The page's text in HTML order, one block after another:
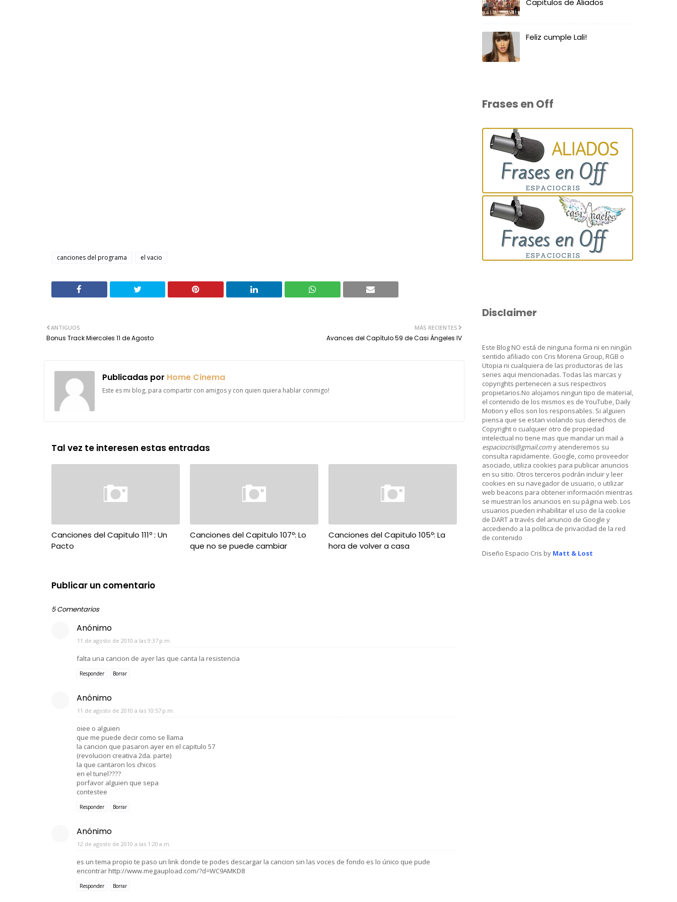
canciones del programa el vacio
MÁS RECIENTES
Avances del Capítulo 59 de Casi Ángeles IV
ANTIGUOS
Bonus Track Miercoles 11 de Agosto
Publicadas por Home Cinema
Este es mi blog, para compartir con amigos y con quien quiera hablar conmigo!
Tal vez te interesen estas entradas
Canciones del Capitulo 111º : Un
Pacto
Canciones del Capitulo 107º: Lo
que no se puede cambiar
Canciones del Capitulo 105º: La
hora de volver a casa
Publicar un comentario
5 Comentarios
Anónimo
11 de agosto de 2010 a las 9:37 p.m.
falta una cancion de ayer las que canta la resistencia
Responder Borrar
Anónimo
11 de agosto de 2010 a las 10:57 p.m.
oiee o alguien
que me puede decir como se llama
la cancion que pasaron ayer en el capitulo 57
(revolucion creativa 2da. parte)
la que cantaron los chicos
en el tunel????
porfavor alguien que sepa
contestee
Responder Borrar
Anónimo
12 de agosto de 2010 a las 1:20 a.m.
es un tema propio te paso un link donde te podes descargar la cancion sin las voces de fondo es lo único que pude
encontrar http://www.megaupload.com/?d=WC9AMKD8
Responder Borrar
Capitulos de Aliados
Feliz cumple Lali!
Frases en Off
Disclaimer
Este Blog NO está de ninguna forma ni en ningún
sentido afiliado con Cris Morena Group, RGB o
Utopia ni cualquiera de las productoras de las
series aqui mencionadas. Todas las marcas y
copyrights pertenecen a sus respectivos
propietarios.No alojamos ningun tipo de material,
el contenido de los mismos es de YouTube, Daily
Motion y ellos son los responsables. Si alguien
piensa que se estan violando sus derechos de
Copyright o cualquier otro de propiedad
intelectual no tiene mas que mandar un mail a
espaciocris@gmail.comy atenderemos su
consulta rapidamente. Google, como proveedor
asociado, utiliza cookies para publicar anuncios
en su sitio. Otros terceros podrán incluir y leer
cookies en su navegador de usuario, o utilizar
web beacons para obtener información mientras
se muestran los anuncios en su página web. Los
usuarios pueden inhabilitar el uso de la cookie
de DART a través del anuncio de Google y
accediendo a la política de privacidad de la red
de contenido
Diseño Espacio Cris by Matt & Lost